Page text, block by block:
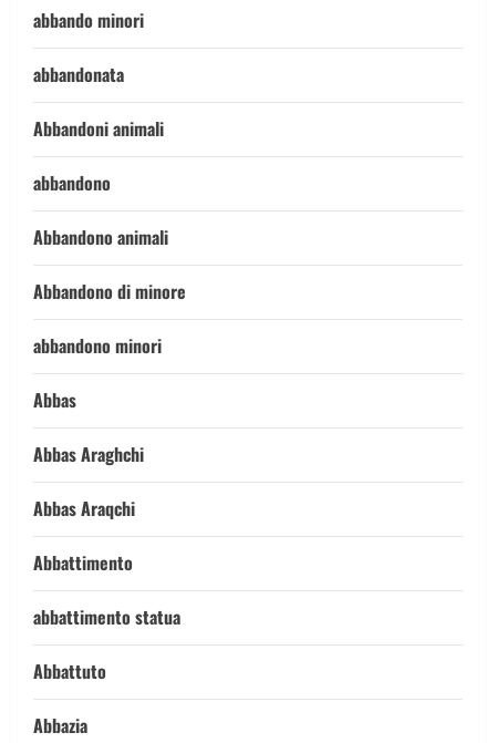
abbando minori
abbandonata
Abbandoni animali
abbandono
Abbandono animali
Abbandono di minore
abbandono minori
Abbas
Abbas Araghchi
Abbas Araqchi
Abbattimento
abbattimento statua
Abbattuto
Abbazia